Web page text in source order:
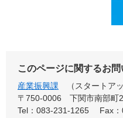
このページに関するお
産業振興課
スタートア
〒750-0006
下関市南部
Tel：083-231-1265
Fax